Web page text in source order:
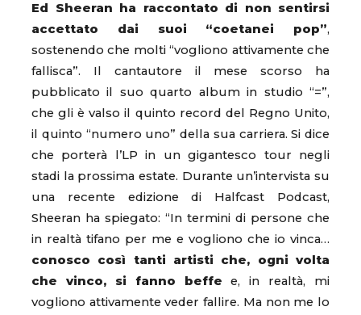
Ed Sheeran ha raccontato di non sentirsi
accettato dai suoi “coetanei pop”,
sostenendo che molti “vogliono attivamente che
fallisca”. Il cantautore il mese scorso ha
pubblicato il suo quarto album in studio “=”,
che gli è valso il quinto record del Regno Unito,
il quinto “numero uno” della sua carriera. Si dice
che porterà l’LP in un gigantesco tour negli
stadi la prossima estate. Durante un’intervista su
una recente edizione di Halfcast Podcast,
Sheeran ha spiegato: “In termini di persone che
in realtà tifano per me e vogliono che io vinca…
conosco così tanti artisti che, ogni volta
che vinco, si fanno beffe e, in realtà, mi
vogliono attivamente veder fallire. Ma non me lo